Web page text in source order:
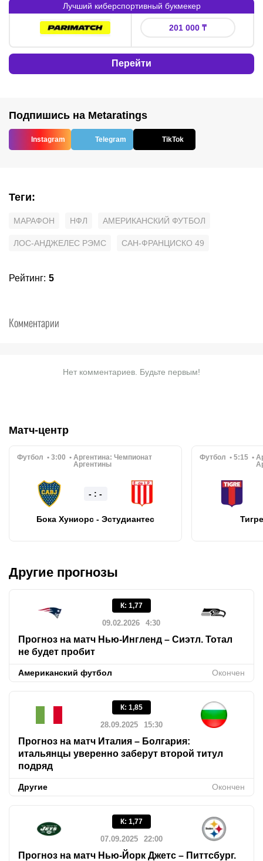
Лучший киберспортивный букмекер
Букмекер: Бонус:
201 000 ₸
Перейти
Подпишись на Metaratings
Instagram Telegram TikTok
Теги:
МАРАФОН НФЛ АМЕРИКАНСКИЙ ФУТБОЛ
ЛОС-АНДЖЕЛЕС РЭМС САН-ФРАНЦИСКО 49
Рейтинг: 5
Комментарии
Нет комментариев. Будьте первым!
Матч-центр
Футбол 3:00 Аргентина: Чемпионат
Аргентины
- : -
Бока Хуниорс - Эстудиантес
Футбол 5:15
Другие прогнозы
К: 1,77
09.02.2026 4:30
Прогноз на матч Нью-Ингленд – Сиэтл. Тотал
не будет пробит
Американский футбол Окончен
К: 1,85
28.09.2025 15:30
Прогноз на матч Италия – Болгария:
итальянцы уверенно заберут второй титул
подряд
Другие Окончен
К: 1,77
07.09.2025 22:00
Прогноз на матч Нью-Йорк Джетс – Питтсбург.